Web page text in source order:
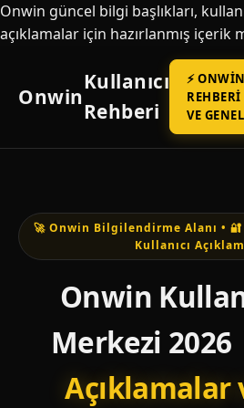
Onwin güncel bilgi başlıkları,
açıklamalar için hazırlanmış içerik
Onwin
Kullanıcı
Rehberi
⚡
VE
🚀 Onwin Bilgilendirme Alanı •
Kullanıcı
Onwin
Merkezi 2026
Açıklamalar